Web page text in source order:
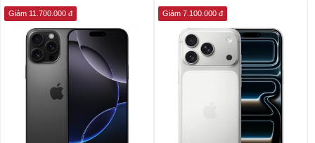
Giảm 11.700.000 đ Giảm 7.100.000 đ